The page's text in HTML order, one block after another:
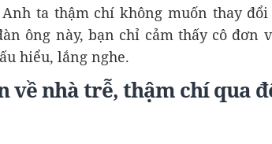
ta thậm chí không muốn thay
ông này, bạn chỉ cảm thấy cô đơn
hiểu, lắng nghe.
về nhà trễ, thậm chí qua